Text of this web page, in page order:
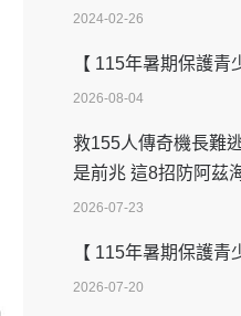
2024-02-26
【 115年暑期保護
2026-08-04
救155人傳奇機長難
是前兆 這8招防阿茲
2026-07-23
【 115年暑期保護
2026-07-20